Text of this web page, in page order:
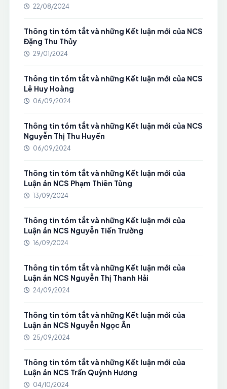
22/08/2024
Thông tin tóm tắt và những Kết luận mới của NCS
Đặng Thu Thủy
29/01/2024
Thông tin tóm tắt và những Kết luận mới của NCS
Lê Huy Hoàng
06/09/2024
Thông tin tóm tắt và những Kết luận mới của NCS
Nguyễn Thị Thu Huyền
06/09/2024
Thông tin tóm tắt và những Kết luận mới của
Luận án NCS Phạm Thiên Tùng
13/09/2024
Thông tin tóm tắt và những Kết luận mới của
Luận án NCS Nguyễn Tiến Trường
16/09/2024
Thông tin tóm tắt và những Kết luận mới của
Luận án NCS Nguyễn Thị Thanh Hải
24/09/2024
Thông tin tóm tắt và những Kết luận mới của
Luận án NCS Nguyễn Ngọc Ân
25/09/2024
Thông tin tóm tắt và những Kết luận mới của
Luận án NCS Trần Quỳnh Hương
04/10/2024